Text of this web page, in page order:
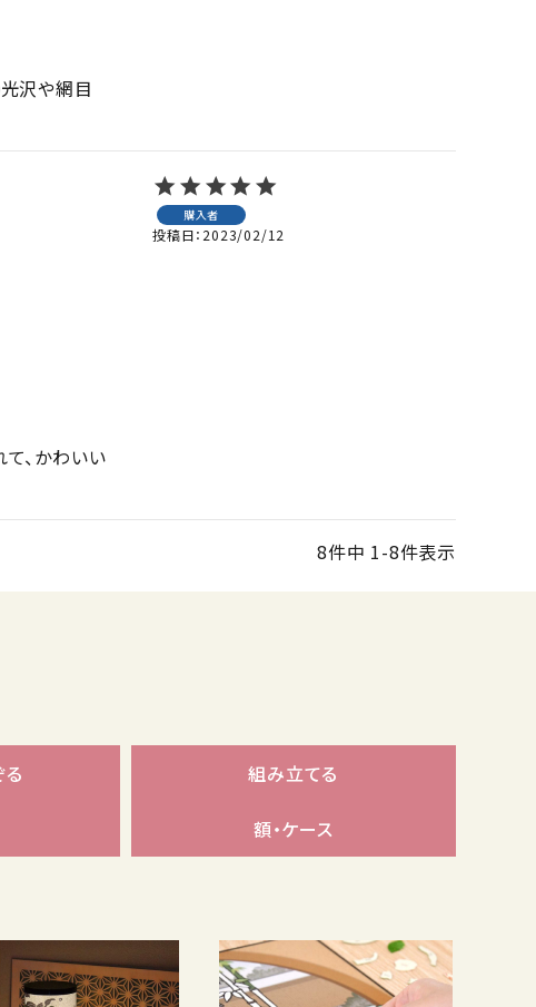
沢や網目
購入者
投稿日 2023/02/12
、かわいい
8件中 1-8件表示
る 組み立てる
額・ケース